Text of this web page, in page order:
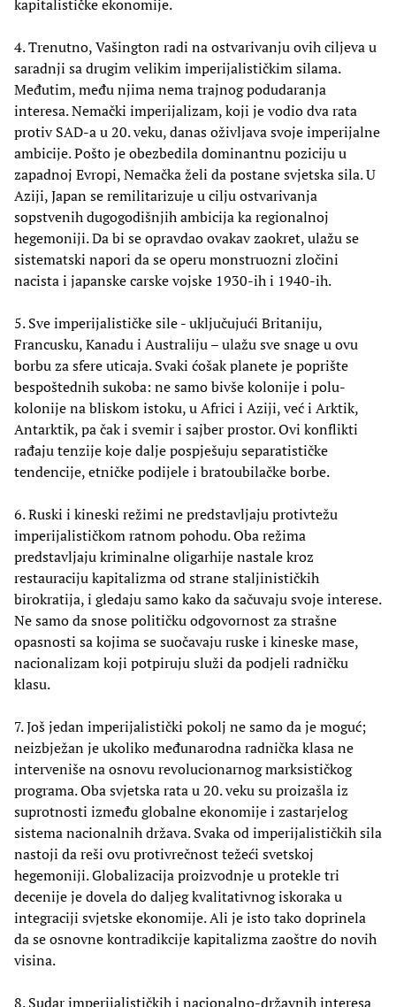
kapitalističke ekonomije.
4. Trenutno, Vašington radi na ostvarivanju ovih ciljeva u
saradnji sa drugim velikim imperijalističkim silama.
Međutim, među njima nema trajnog podudaranja
interesa. Nemački imperijalizam, koji je vodio dva rata
protiv SAD-a u 20. veku, danas oživljava svoje imperijalne
ambicije. Pošto je obezbedila dominantnu poziciju u
zapadnoj Evropi, Nemačka želi da postane svjetska sila. U
Aziji, Japan se remilitarizuje u cilju ostvarivanja
sopstvenih dugogodišnjih ambicija ka regionalnoj
hegemoniji. Da bi se opravdao ovakav zaokret, ulažu se
sistematski napori da se operu monstruozni zločini
nacista i japanske carske vojske 1930-ih i 1940-ih.
5. Sve imperijalističke sile - uključujući Britaniju,
Francusku, Kanadu i Australiju – ulažu sve snage u ovu
borbu za sfere uticaja. Svaki ćošak planete je poprište
bespoštednih sukoba: ne samo bivše kolonije i polu-
kolonije na bliskom istoku, u Africi i Aziji, već i Arktik,
Antarktik, pa čak i svemir i sajber prostor. Ovi konflikti
rađaju tenzije koje dalje pospješuju separatističke
tendencije, etničke podijele i bratoubilačke borbe.
6. Ruski i kineski režimi ne predstavljaju protivtežu
imperijalističkom ratnom pohodu. Oba režima
predstavljaju kriminalne oligarhije nastale kroz
restauraciju kapitalizma od strane staljinističkih
birokratija, i gledaju samo kako da sačuvaju svoje interese.
Ne samo da snose političku odgovornost za strašne
opasnosti sa kojima se suočavaju ruske i kineske mase,
nacionalizam koji potpiruju služi da podjeli radničku
klasu.
7. Još jedan imperijalistički pokolj ne samo da je moguć;
neizbježan je ukoliko međunarodna radnička klasa ne
interveniše na osnovu revolucionarnog marksističkog
programa. Oba svjetska rata u 20. veku su proizašla iz
suprotnosti između globalne ekonomije i zastarjelog
sistema nacionalnih država. Svaka od imperijalističkih sila
nastoji da reši ovu protivrečnost težeći svetskoj
hegemoniji. Globalizacija proizvodnje u protekle tri
decenije je dovela do daljeg kvalitativnog iskoraka u
integraciji svjetske ekonomije. Ali je isto tako doprinela
da se osnovne kontradikcije kapitalizma zaoštre do novih
visina.
8. Sudar imperijalističkih i nacionalno-državnih interesa